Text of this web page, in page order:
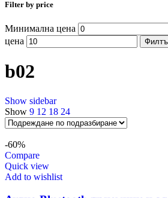
Filter by price
Минимална цена
цена
b02
Show sidebar
Show 9 12 18 24
-60%
Compare
Quick view
Add to wishlist